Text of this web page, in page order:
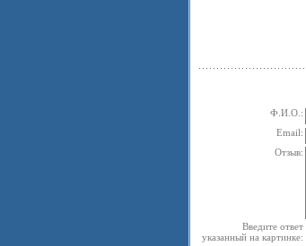
Ф.И.О.:
Email:
Отзыв:
Введите ответ
указанный на картинке: